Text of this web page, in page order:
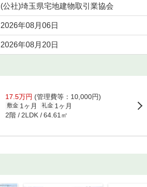
(公社)埼玉県宅地建物取引業協会
2026年08月06日
2026年08月20日
17.5万円 (管理費等：10,000円)
敷金 1ヶ月 礼金 1ヶ月
2階 2LDK 64.61㎡